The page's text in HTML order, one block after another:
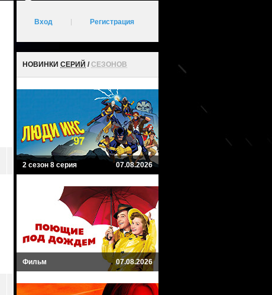
Вход Регистрация
НОВИНКИ СЕРИЙ /СЕЗОНОВ
2 сезон 8 серия 07.08.2026
Фильм 07.08.2026